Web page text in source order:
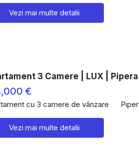
Vezi mai multe detalii
3 Camere | LUX |
€
cu 3 camere de vânzare
Vezi mai multe detalii